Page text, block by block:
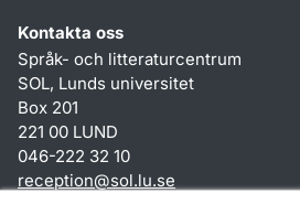
Kontakta oss
Språk- och litteraturcentrum
SOL, Lunds universitet
Box 201
221 00 LUND
046-222 32 10
reception@sol.lu.se